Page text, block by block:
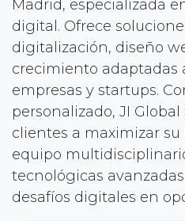
Madrid, especializada
digital. Ofrece
digitalización, diseño
crecimiento adaptadas
empresas y startups.
personalizado, JI
clientes a maximizar su
equipo
tecnológicas
desafíos digitales en